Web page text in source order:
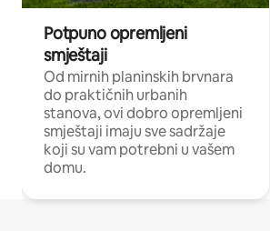
Potpuno opremljeni
smještaji
Od mirnih planinskih brvnara
do praktičnih urbanih
stanova, ovi dobro opremljeni
smještaji imaju sve sadržaje
koji su vam potrebni u vašem
domu.